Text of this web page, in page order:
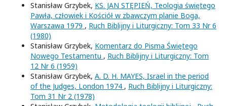
Stanisław Grzybek, KS. JAN STĘPIEŃ, Teologia świętego
Pawła, człowiek i Kościół w zbawczym planie Boga,
Warszawa 1979 , Ruch Biblijny i Liturgiczny: Tom 33 Nr 6
(1980)
Stanisław Grzybek, Komentarz do Pisma Świętego
Nowego Testamentu , Ruch Biblijny i Liturgiczny: Tom
12 Nr 6 (1959)
Stanisław Grzybek, A. D. H. MAYES, Israel in the period
of the Judges, London 1974 , Ruch Biblijny i Liturgiczny:
Tom 31 Nr 2 (1978)